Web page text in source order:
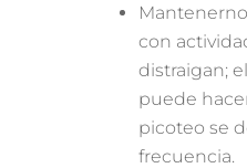
con
distraigan;
puede
picoteo se
frecuencia.